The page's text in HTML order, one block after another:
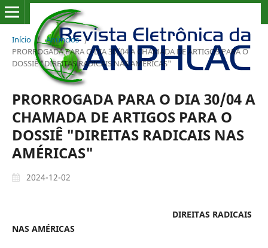
Início / Anúncios /
PRORROGADA PARA O DIA 30/04 A CHAMADA DE ARTIGOS PARA O
DOSSIÊ "DIREITAS RADICAIS NAS AMÉRICAS"
PRORROGADA PARA O DIA 30/04 A
CHAMADA DE ARTIGOS PARA O
DOSSIÊ "DIREITAS RADICAIS NAS
AMÉRICAS"
2024-12-02
DIREITAS RADICAIS
NAS AMÉRICAS